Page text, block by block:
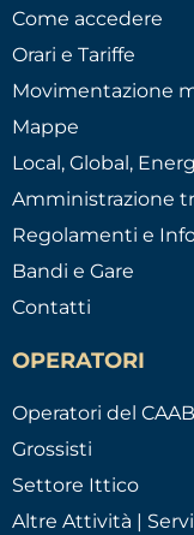
Come accedere
Orari e Tariffe
Movimentazione
Mappe
Local, Global,
Amministrazione
Regolamenti e
Bandi e Gare
Contatti
OPERATORI
Operatori del CAAB
Grossisti
Settore Ittico
Altre Attività |